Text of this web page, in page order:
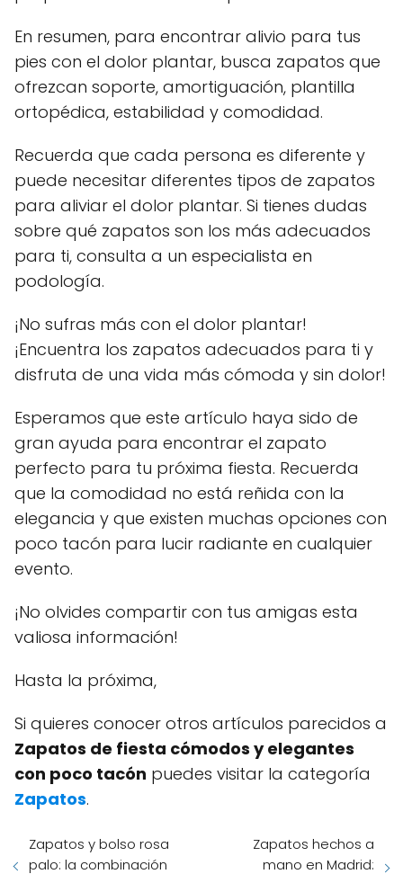
En resumen, para encontrar alivio para tus
pies con el dolor plantar, busca zapatos que
ofrezcan soporte, amortiguación, plantilla
ortopédica, estabilidad y comodidad.
Recuerda que cada persona es diferente y
puede necesitar diferentes tipos de zapatos
para aliviar el dolor plantar. Si tienes dudas
sobre qué zapatos son los más adecuados
para ti, consulta a un especialista en
podología.
¡No sufras más con el dolor plantar!
¡Encuentra los zapatos adecuados para ti y
disfruta de una vida más cómoda y sin dolor!
Esperamos que este artículo haya sido de
gran ayuda para encontrar el zapato
perfecto para tu próxima fiesta. Recuerda
que la comodidad no está reñida con la
elegancia y que existen muchas opciones con
poco tacón para lucir radiante en cualquier
evento.
¡No olvides compartir con tus amigas esta
valiosa información!
Hasta la próxima,
Si quieres conocer otros artículos parecidos a
Zapatos de fiesta cómodos y elegantes
con poco tacón puedes visitar la categoría
Zapatos.
Zapatos y bolso rosa
palo: la combinación
Zapatos hechos a
mano en Madrid: